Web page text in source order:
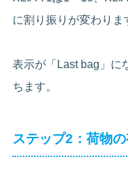
に割り振りが変わりま
表示が「Last bag」に
ちます。
ステップ2：荷物